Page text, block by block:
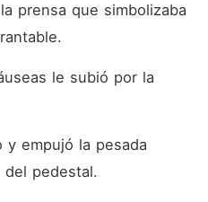
prensa que simbolizaba
le subió por la
y empujó la pesada
pedestal.